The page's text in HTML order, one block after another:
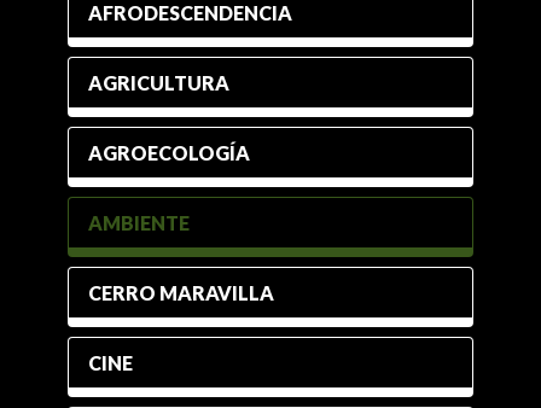
AFRODESCENDENCIA
AGRICULTURA
AGROECOLOGÍA
AMBIENTE
CERRO MARAVILLA
CINE